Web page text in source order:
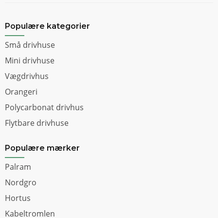
Populære kategorier
Små drivhuse
Mini drivhuse
Vægdrivhus
Orangeri
Polycarbonat drivhus
Flytbare drivhuse
Populære mærker
Palram
Nordgro
Hortus
Kabeltromlen